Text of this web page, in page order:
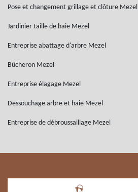
Pose et changement grillage et clôture Mezel
Jardinier taille de haie Mezel
Entreprise abattage d'arbre Mezel
Bûcheron Mezel
Entreprise élagage Mezel
Dessouchage arbre et haie Mezel
Entreprise de débroussaillage Mezel